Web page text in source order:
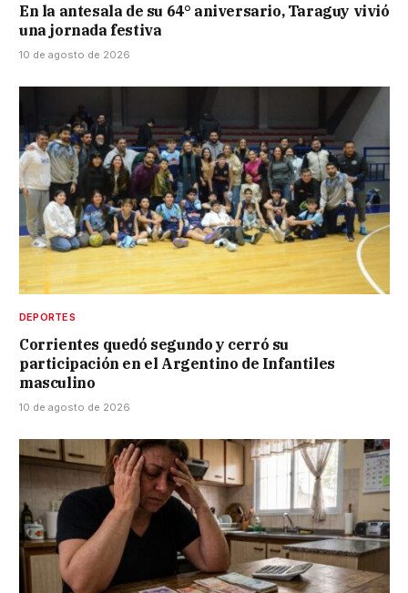
En la antesala de su 64° aniversario, Taraguy vivió
una jornada festiva
10 de agosto de 2026
DEPORTES
Corrientes quedó segundo y cerró su
participación en el Argentino de Infantiles
masculino
10 de agosto de 2026